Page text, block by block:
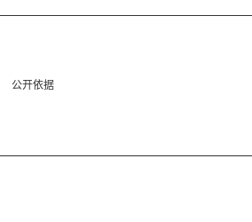
公开依据